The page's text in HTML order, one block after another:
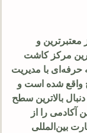
و
مرکز کاشت
حرفه‌ای با مدیریت
واقع شده است و
بالاترین سطح
آکادمی را از
بین‌المللی